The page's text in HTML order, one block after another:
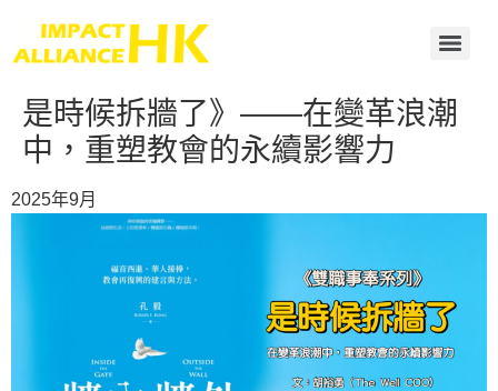
是時候拆牆了》——在變革浪潮
中，重塑教會的永續影響力
2025年9月